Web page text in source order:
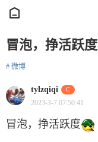
冒泡，挣活跃度
# 微博
tylzqiqi C
2023-3-7 07:50:41
冒泡，挣活跃度